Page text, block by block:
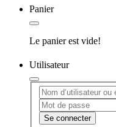
Panier
Le panier est vide!
Utilisateur
Se connecter